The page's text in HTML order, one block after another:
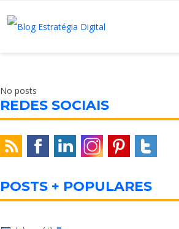
No posts
REDES SOCIAIS
POSTS + POPULARES